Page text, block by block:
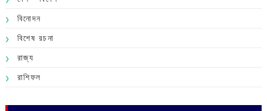
বিনোদন
বিশেষ রচনা
রাজ্য
রাশিফল